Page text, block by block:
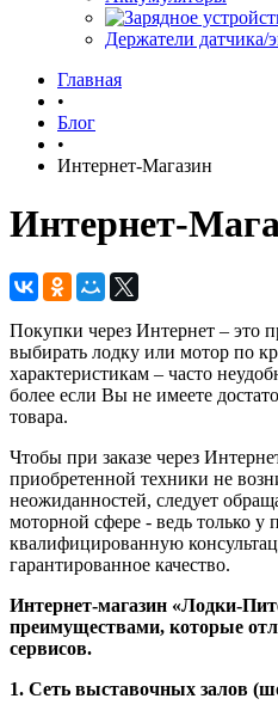
Держатели датчика/
Главная
•
Блог
•
Интернет-Магазин
Интернет-
Покупки через Интернет – это
выбирать лодку или мотор по
характеристикам – часто
более если Вы не имеете
товара.
Чтобы при заказе через
приобретенной техники не
неожиданностей, следует
моторной сфере - ведь только
квалифицированную
гарантированное качество.
Интернет-магазин «Лодки-
преимуществами, которые
сервисов.
1. Сеть выставочных залов